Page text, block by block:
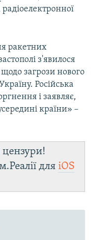
ракетних
з'явилося
загрози нового
Російська
і заявляє,
країни» –
цензури!
для iOS